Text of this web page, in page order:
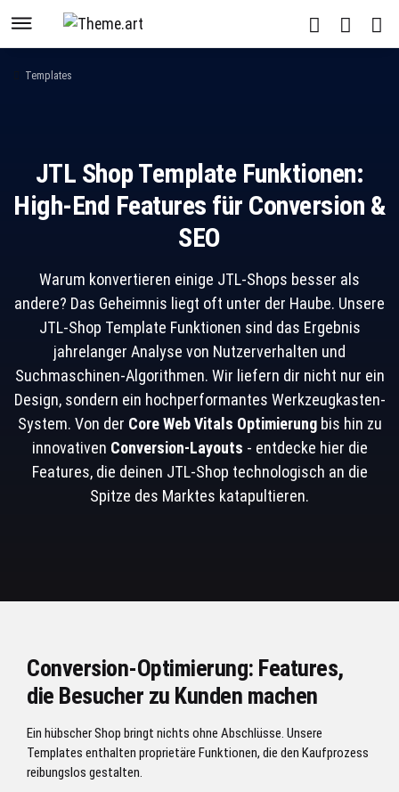
Templates
JTL Shop Template Funktionen:
High-End Features für Conversion &
SEO
Warum konvertieren einige JTL-Shops besser als
andere? Das Geheimnis liegt oft unter der Haube. Unsere
JTL-Shop Template Funktionen sind das Ergebnis
jahrelanger Analyse von Nutzerverhalten und
Suchmaschinen-Algorithmen. Wir liefern dir nicht nur ein
Design, sondern ein hochperformantes Werkzeugkasten-
System. Von der Core Web Vitals Optimierungbis hin zu
innovativen Conversion-Layouts - entdecke hier die
Features, die deinen JTL-Shop technologisch an die
Spitze des Marktes katapultieren.
Conversion-Optimierung: Features,
die Besucher zu Kunden machen
Ein hübscher Shop bringt nichts ohne Abschlüsse. Unsere
Templates enthalten proprietäre Funktionen, die den Kaufprozess
reibungslos gestalten.